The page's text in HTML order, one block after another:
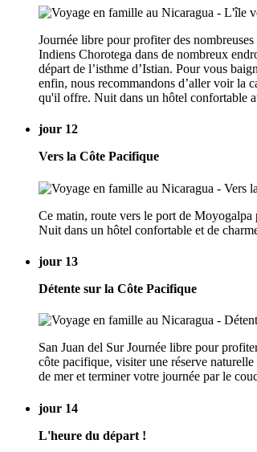
Journée libre pour profiter des
Indiens Chorotega dans de nombreux
départ de l’isthme d’Istian. Pour vous
enfin, nous recommandons d’aller voir la
qu'il offre. Nuit dans un hôtel confortable
jour 12
Vers la Côte Pacifique
Ce matin, route vers le port de Moyogalpa
Nuit dans un hôtel confortable et de
jour 13
Détente sur la Côte Pacifique
San Juan del Sur Journée libre pour
côte pacifique, visiter une réserve
de mer et terminer votre journée par le
jour 14
L'heure du départ !